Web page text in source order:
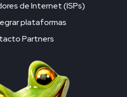
de Internet (ISPs)
plataformas
Partners